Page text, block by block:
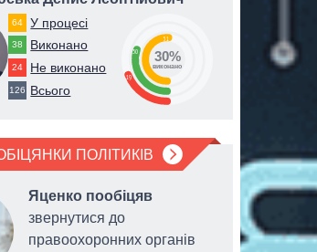
64 У процесі
38 Виконано
24 Не виконано
126 Всього
19
30
51
30%
виконано
ПОЛІТИКІВ
Яценко пообіцяв
звернутися до
правоохоронних органів